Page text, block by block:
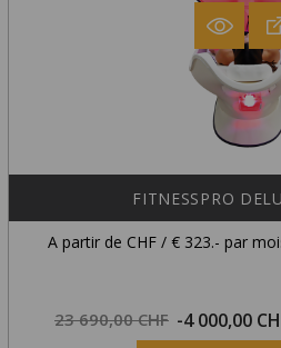
FITNESSPRO
A partir de CHF / € 323.- par
Prix
23 690,00 CHF -4 000,00